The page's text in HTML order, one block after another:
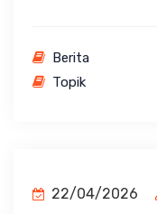
Berita
Topik
22/04/2026